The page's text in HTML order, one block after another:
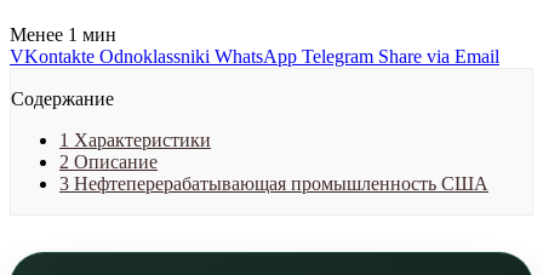
Менее 1 мин
VKontakte Odnoklassniki WhatsApp Telegram Share via Email
Содержание
1 Характеристики
2 Описание
3 Нефтеперерабатывающая промышленность США